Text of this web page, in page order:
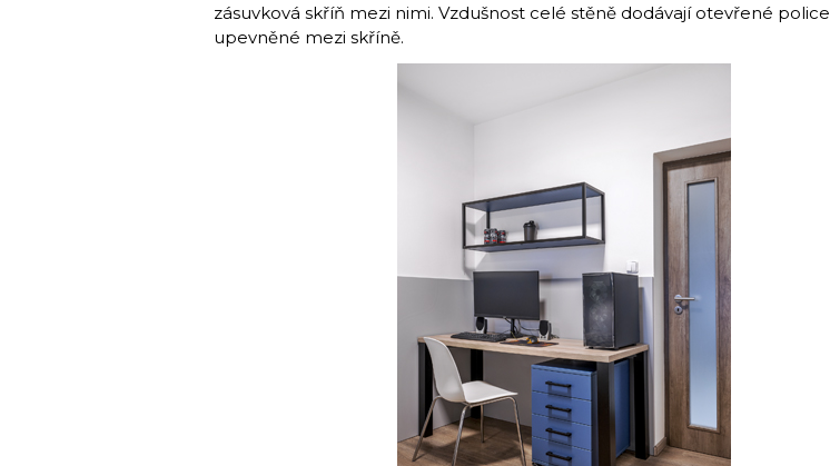
zásuvková skříň mezi nimi. Vzdušnost celé stěně dodávají otevřené police
upevněné mezi skříně.